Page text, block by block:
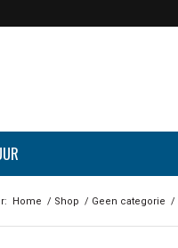
Home / Shop / Geen categorie /